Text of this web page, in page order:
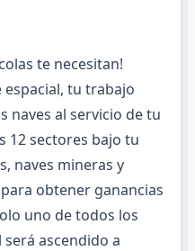
te necesitan!
espacial, tu trabajo
naves al servicio de tu
12 sectores bajo tu
naves mineras y
obtener ganancias
uno de todos los
será ascendido a